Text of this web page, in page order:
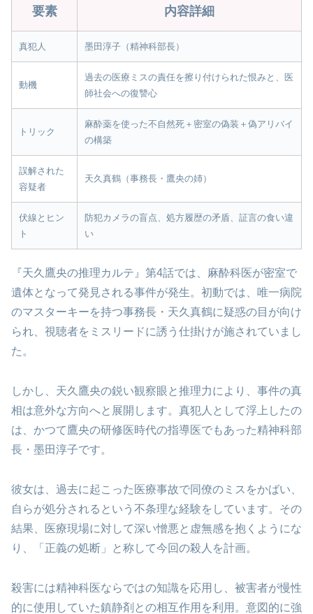
要素 内容詳細
真犯人 墨田淳子（精神科部長）
動機
過去の医療ミスの責任を擦り付けられた恨みと、医
師社会への復讐心
トリック
麻酔薬を使った不自然死＋密室の偽装＋偽アリバイ
の構築
誤解された
容疑者
天久真鶴（事務長・鷹央の姉）
伏線とヒン
ト
防犯カメラの盲点、処方履歴の矛盾、証言の食い違
い
『天久鷹央の推理カルテ』第4話では、麻酔科医が密室で
遺体となって発見される事件が発生。初動では、唯一病院
のマスターキーを持つ事務長・天久真鶴に疑惑の目が向け
られ、視聴者をミスリードに誘う仕掛けが施されていまし
た。
しかし、天久鷹央の鋭い観察眼と推理力により、事件の真
相は意外な方向へと展開します。真犯人として浮上したの
は、かつて鷹央の研修医時代の指導医でもあった精神科部
長・墨田淳子です。
彼女は、過去に起こった医療事故で同僚のミスをかばい、
自らが処分されるという不条理な経験をしています。その
結果、医療現場に対して深い憎悪と虚無感を抱くようにな
り、「正義の処断」と称して今回の殺人を計画。
殺害には精神科医ならではの知識を応用し、被害者が慢性
的に使用していた鎮静剤との相互作用を利用。意図的に強